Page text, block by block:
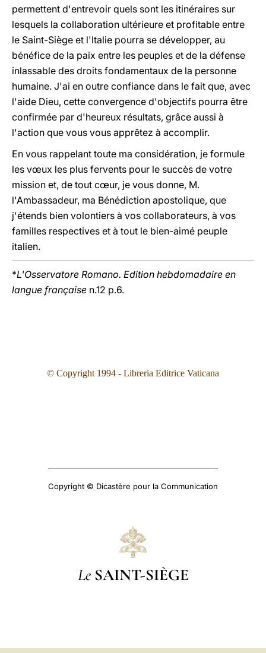
permettent d'entrevoir quels sont les itinéraires sur
lesquels la collaboration ultérieure et profitable entre
le Saint-Siège et l'Italie pourra se développer, au
bénéfice de la paix entre les peuples et de la défense
inlassable des droits fondamentaux de la personne
humaine. J'ai en outre confiance dans le fait que, avec
l'aide Dieu, cette convergence d'objectifs pourra être
confirmée par d'heureux résultats, grâce aussi à
l'action que vous vous apprêtez à accomplir.
En vous rappelant toute ma considération, je formule
les vœux les plus fervents pour le succès de votre
mission et, de tout cœur, je vous donne, M.
l'Ambassadeur, ma Bénédiction apostolique, que
j'étends bien volontiers à vos collaborateurs, à vos
familles respectives et à tout le bien-aimé peuple
italien.
*L'Osservatore Romano. Edition hebdomadaire en
langue française n.12 p.6.
© Copyright 1994 - Libreria Editrice Vaticana
Copyright © Dicastère pour la Communication
Le SAINT-SIÈGE